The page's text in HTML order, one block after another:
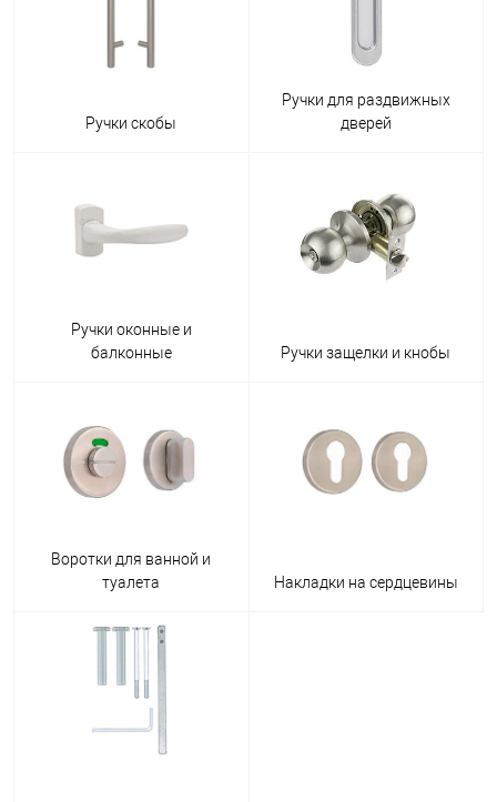
Ручки скобы
Ручки для раздвижных
дверей
Ручки оконные и
балконные
Ручки защелки и кнобы
Воротки для ванной и
туалета
Накладки на сердцевины